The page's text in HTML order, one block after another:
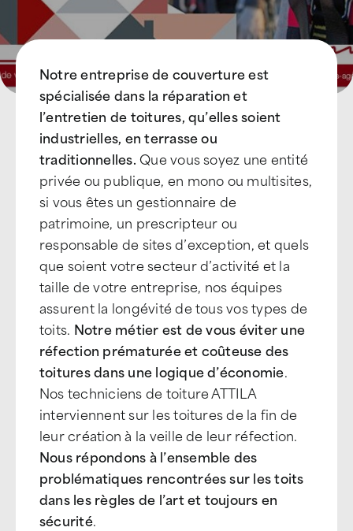
Notre entreprise de couverture est
spécialisée dans la réparation et
l’entretien de toitures, qu’elles soient
industrielles, en terrasse ou
traditionnelles.Que vous soyez une entité
privée ou publique, en mono ou multisites,
si vous êtes un gestionnaire de
patrimoine, un prescripteur ou
responsable de sites d’exception, et quels
que soient votre secteur d’activité et la
taille de votre entreprise, nos équipes
assurent la longévité de tous vos types de
toits. Notre métier est de vous éviter une
réfection prématurée et coûteuse des
toitures dans une logique d’économie.
Nos techniciens de toiture ATTILA
interviennent sur les toitures de la fin de
leur création à la veille de leur réfection.
Nous répondons à l’ensemble des
problématiques rencontrées sur les toits
dans les règles de l’art et toujours en
sécurité.